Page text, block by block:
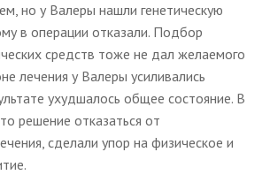
но у Валеры нашли генетическую
в операции отказали. Подбор
средств тоже не дал желаемого
лечения у Валеры усиливались
ухудшалось общее состояние. В
решение отказаться от
сделали упор на физическое и